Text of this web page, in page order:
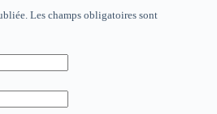
Les champs obligatoires sont